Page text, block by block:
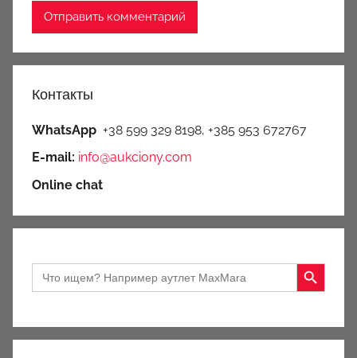
Контакты
WhatsApp +38 599 329 8198, +385 953 672767
E-mail: info@aukciony.com
Online chat
Search
for:
Search Button